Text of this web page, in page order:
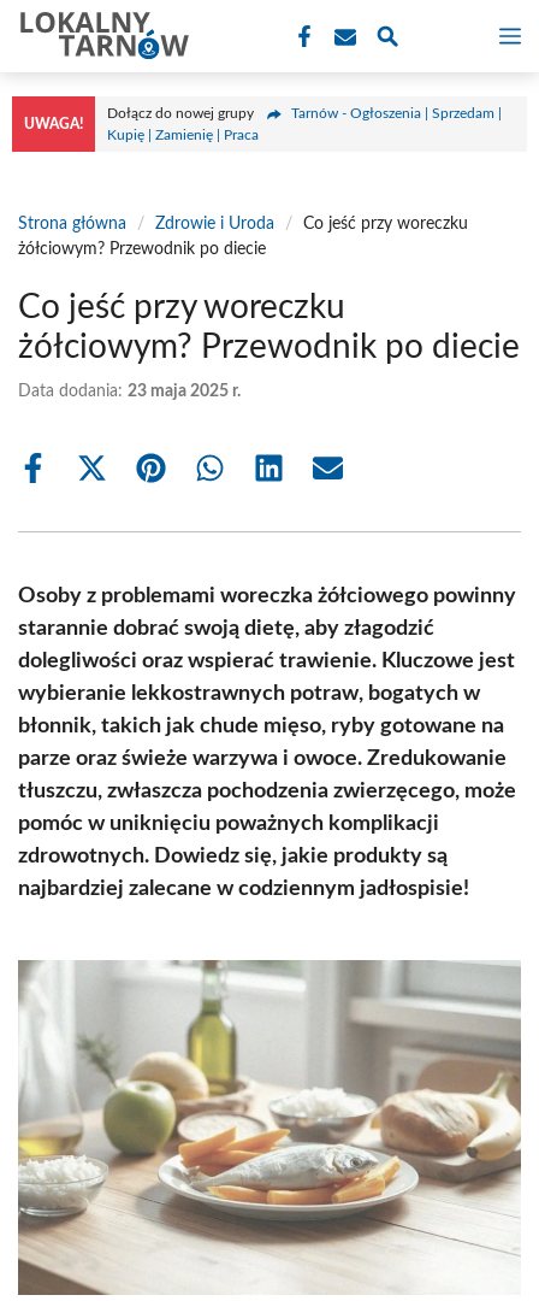
Przejdź
treści
UWAGA!
Dołącz do nowej grupy
Tarnów - Ogłoszenia | Sprzedam |
Kupię | Zamienię | Praca
Strona główna / Zdrowie i Uroda /
Co jeść przy woreczku
żółciowym? Przewodnik po diecie
Co jeść przy woreczku
żółciowym? Przewodnik po diecie
Data dodania: 23 maja 2025 r.
Share
Share
(Twitter)
Share Share Share Share
Osoby z problemami woreczka żółciowego powinny
starannie dobrać swoją dietę, aby złagodzić
dolegliwości oraz wspierać trawienie. Kluczowe jest
wybieranie lekkostrawnych potraw, bogatych w
błonnik, takich jak chude mięso, ryby gotowane na
parze oraz świeże warzywa i owoce. Zredukowanie
tłuszczu, zwłaszcza pochodzenia zwierzęcego, może
pomóc w uniknięciu poważnych komplikacji
zdrowotnych. Dowiedz się, jakie produkty są
najbardziej zalecane w codziennym jadłospisie!